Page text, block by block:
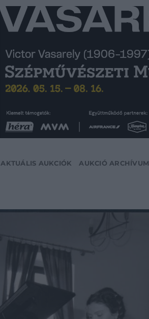
AKTUÁLIS AUKCIÓK AUKCIÓ ARCHÍVUM